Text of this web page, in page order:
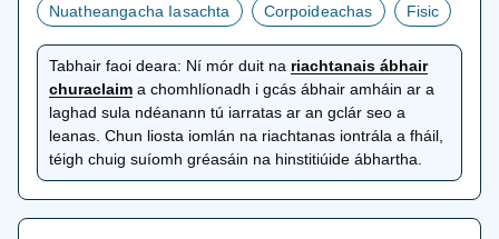
Nuatheangacha Iasachta Corpoideachas Fisic
Tabhair faoi deara: Ní mór duit na riachtanais ábhair
churaclaimosclaítear
gcluaisín
nua
a chomhlíonadh i gcás ábhair amháin ar a
laghad sula ndéanann tú iarratas ar an gclár seo a
leanas. Chun liosta iomlán na riachtanas iontrála a fháil,
téigh chuig suíomh gréasáin na hinstitiúide ábhartha.